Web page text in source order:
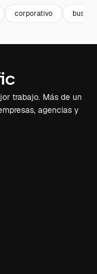
corporativo
trabajo. Más de un
agencias y